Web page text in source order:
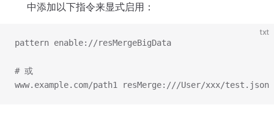
中添加以下指令来显式启用：
txt
pattern enable://resMergeBigData
# 或
www.example.com/path1 resMerge:///User/xxx/